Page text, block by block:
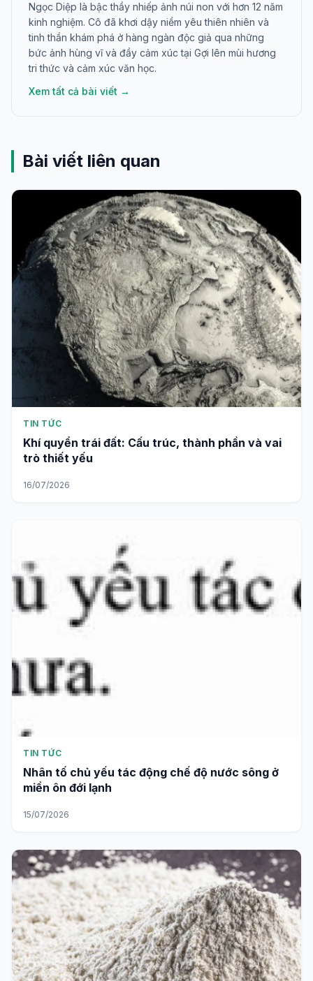
Ngọc Diệp là bậc thầy nhiếp ảnh núi non với hơn 12 năm
kinh nghiệm. Cô đã khơi dậy niềm yêu thiên nhiên và
tinh thần khám phá ở hàng ngàn độc giả qua những
bức ảnh hùng vĩ và đầy cảm xúc tại Gợi lên mùi hương
tri thức và cảm xúc văn học.
Xem tất cả bài viết →
Bài viết liên quan
TIN TỨC
Khí quyển trái đất: Cấu trúc, thành phần và vai
trò thiết yếu
16/07/2026
TIN TỨC
Nhân tố chủ yếu tác động chế độ nước sông ở
miền ôn đới lạnh
15/07/2026